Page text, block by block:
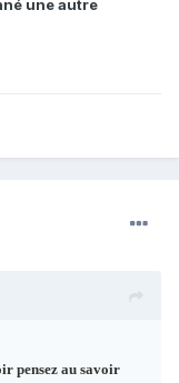
une autre
pensez au savoir